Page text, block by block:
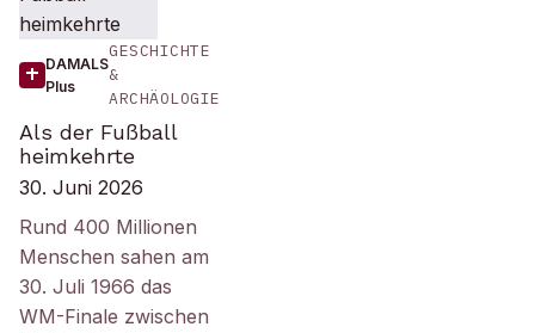
DAMALS
Plus
GESCHICHTE
&
ARCHÄOLOGIE
Als der Fußball
heimkehrte
30. Juni 2026
Rund 400 Millionen
Menschen sahen am
30. Juli 1966 das
WM-Finale zwischen